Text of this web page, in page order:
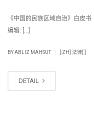
《中国的民族区域自治》白
编辑: […]
BYABLIZ MAHSUT [:ZH] 法律[:]
DETAIL